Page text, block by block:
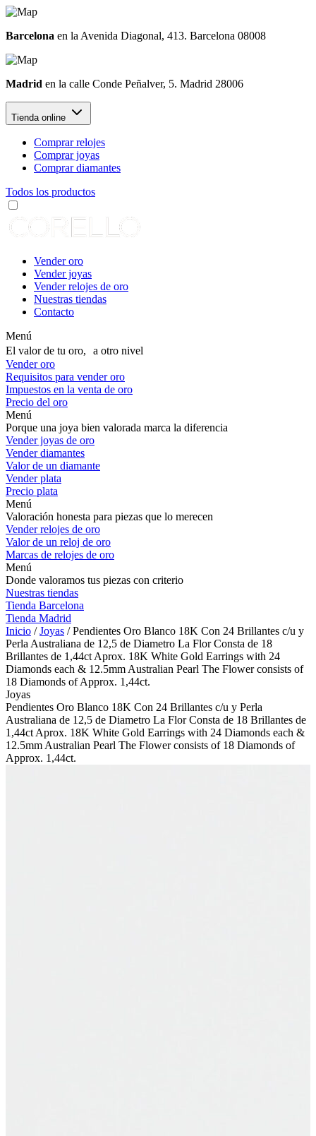
Barcelona en la Avenida Diagonal, 413. Barcelona 08008
Madrid en la calle Conde Peñalver, 5. Madrid 28006
Tienda online
Comprar relojes
Comprar joyas
Comprar diamantes
Todos los productos
Vender oro
Vender joyas
Vender relojes de oro
Nuestras tiendas
Contacto
Menú
El valor de tu oro, a otro nivel
Vender oro
Requisitos para vender oro
Impuestos en la venta de oro
Precio del oro
Menú
Porque una joya bien valorada marca la diferencia
Vender joyas de oro
Vender diamantes
Valor de un diamante
Vender plata
Precio plata
Menú
Valoración honesta para piezas que lo merecen
Vender relojes de oro
Valor de un reloj de oro
Marcas de relojes de oro
Menú
Donde valoramos tus piezas con criterio
Nuestras tiendas
Tienda Barcelona
Tienda Madrid
Inicio /Joyas / Pendientes Oro Blanco 18K Con 24 Brillantes c/u y
Perla Australiana de 12,5 de Diametro La Flor Consta de 18
Brillantes de 1,44ct Aprox. 18K White Gold Earrings with 24
Diamonds each & 12.5mm Australian Pearl The Flower consists of
18 Diamonds of Approx. 1,44ct.
Joyas
Pendientes Oro Blanco 18K Con 24 Brillantes c/u y Perla
Australiana de 12,5 de Diametro La Flor Consta de 18 Brillantes de
1,44ct Aprox. 18K White Gold Earrings with 24 Diamonds each &
12.5mm Australian Pearl The Flower consists of 18 Diamonds of
Approx. 1,44ct.